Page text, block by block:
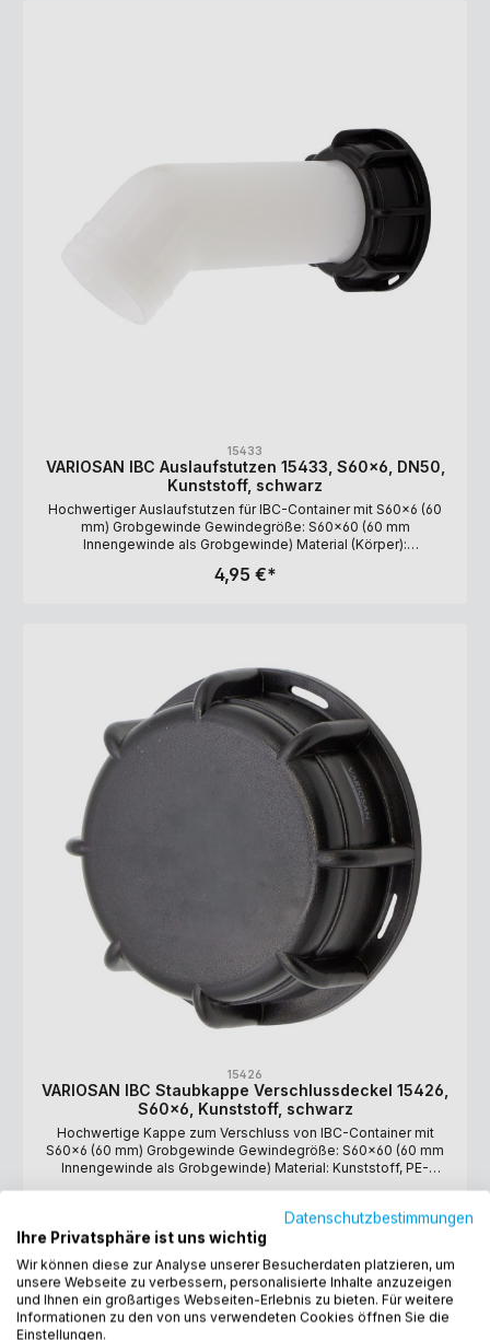
15433
VARIOSAN IBC Auslaufstutzen 15433, S60x6, DN50,
Kunststoff, schwarz
Hochwertiger Auslaufstutzen für IBC-Container mit S60x6 (60
mm) Grobgewinde Gewindegröße: S60x60 (60 mm
Innengewinde als Grobgewinde) Material (Körper):
Auslaufstutzen, Gummidichtung
4,95 €*
15426
VARIOSAN IBC Staubkappe Verschlussdeckel 15426,
S60x6, Kunststoff, schwarz
Hochwertige Kappe zum Verschluss von IBC-Container mit
S60x6 (60 mm) Grobgewinde Gewindegröße: S60x60 (60 mm
Innengewinde als Grobgewinde) Material: Kunststoff, PE-
1,90 €*
Tipp
Datenschutzbestimmungen
Ihre Privatsphäre ist uns wichtig
Wir können diese zur Analyse unserer Besucherdaten platzieren, um
unsere Webseite zu verbessern, personalisierte Inhalte anzuzeigen
und Ihnen ein großartiges Webseiten-Erlebnis zu bieten. Für weitere
Informationen zu den von uns verwendeten Cookies öffnen Sie die
Einstellungen.